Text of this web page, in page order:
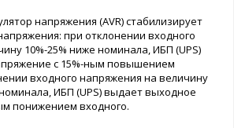
напряжения (AVR) стабилизирует
при отклонении входного
10%-25% ниже номинала, ИБП (UPS)
с 15%-ным повышением
входного напряжения на величину
ИБП (UPS) выдает выходное
понижением входного.